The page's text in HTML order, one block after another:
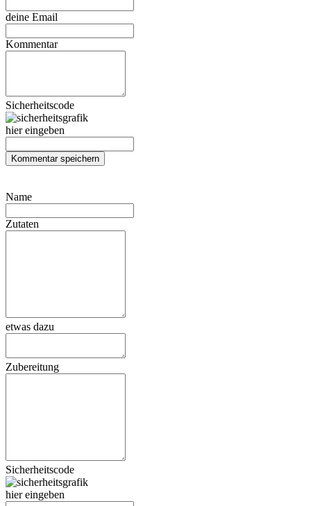
deine Email
Kommentar
Sicherheitscode
hier eingeben
Name
Zutaten
etwas dazu
Zubereitung
Sicherheitscode
hier eingeben